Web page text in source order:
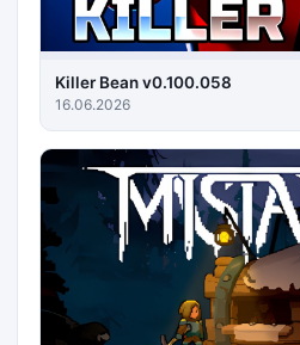
Killer Bean v0.100.058
16.06.2026